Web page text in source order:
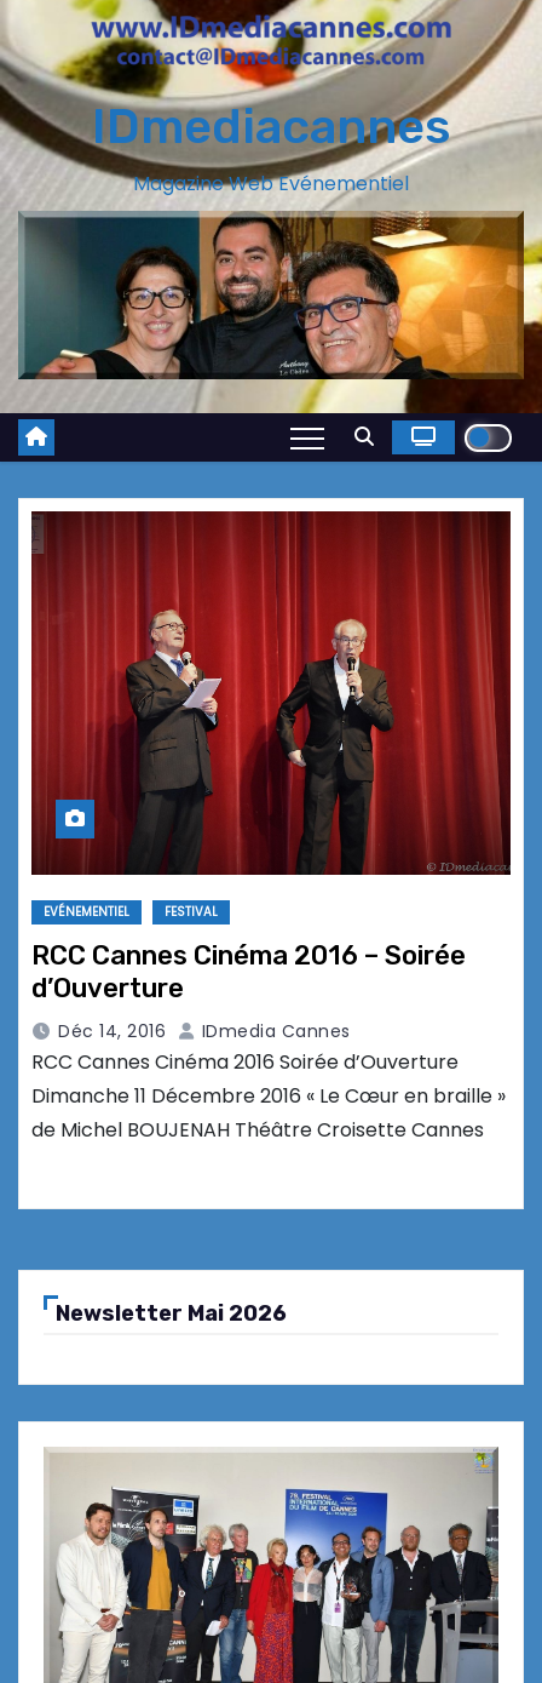
IDmediacannes
Magazine Web Evénementiel
EVÉNEMENTIEL FESTIVAL
RCC Cannes Cinéma 2016 – Soirée
d’Ouverture
Déc 14, 2016 IDmedia Cannes
RCC Cannes Cinéma 2016 Soirée d’Ouverture
Dimanche 11 Décembre 2016 « Le Cœur en braille »
de Michel BOUJENAH Théâtre Croisette Cannes
Newsletter Mai 2026